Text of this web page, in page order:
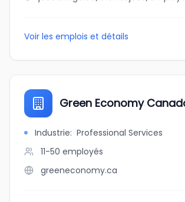
Voir les emplois et détails
Green Economy
Industrie: Professional Services
11-50 employés
greeneconomy.ca